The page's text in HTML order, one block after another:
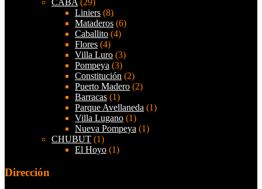
CABA (29)
Liniers (8)
Mataderos (6)
Caballito (4)
Flores (4)
Villa Luro (3)
Pompeya (3)
Constitución (2)
Puerto Madero (2)
Barracas (1)
Parque Avellaneda (1)
Villa Lugano (1)
Nueva Pompeya (1)
CHUBUT (1)
El Hoyo (1)
Dirección